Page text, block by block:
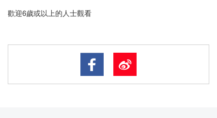
歡迎6歲或以上的人士觀看